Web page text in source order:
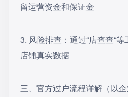
留运营资金和保证金
3. 风险排查：通过“店查查“
店铺真实数据
三、官方过户流程详解（以